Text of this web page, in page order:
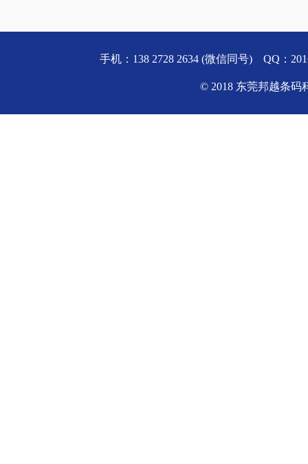
手机：138 2728 2634 (微信同号) QQ：
© 2018 东莞邦越条码